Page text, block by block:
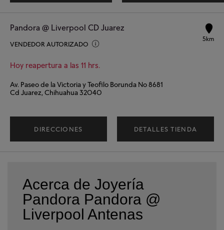
Pandora @ Liverpool CD Juarez
VENDEDOR AUTORIZADO
Hoy reapertura a las 11 hrs.
5km
Av. Paseo de la Victoria y Teofilo Borunda No 8681
Cd Juarez, Chihuahua 32040
DIRECCIONES DETALLES TIENDA
Acerca de Joyería
Pandora Pandora @
Liverpool Antenas